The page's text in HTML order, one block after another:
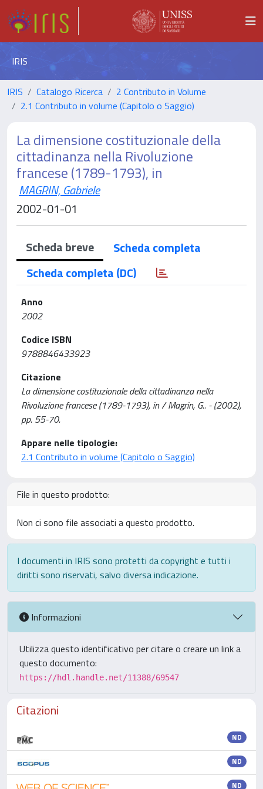
IRIS
IRIS Catalogo Ricerca
2 Contributo in Volume
2.1 Contributo in volume (Capitolo o Saggio)
La dimensione costituzionale della
cittadinanza nella Rivoluzione
francese (1789-1793), in
MAGRIN, Gabriele
2002-01-01
Scheda breve
Scheda completa
Scheda completa (DC)
Anno
2002
Codice ISBN
9788846433923
Citazione
La dimensione costituzionale della cittadinanza nella
Rivoluzione francese (1789-1793), in / Magrin, G.. - (2002),
pp. 55-70.
Appare nelle tipologie:
2.1 Contributo in volume (Capitolo o Saggio)
File in questo prodotto:
Non ci sono file associati a questo prodotto.
I documenti in IRIS sono protetti da copyright e tutti i
diritti sono riservati, salvo diversa indicazione.
Informazioni
Utilizza questo identificativo per citare o creare un link a
questo documento:
https://hdl.handle.net/11388/69547
Citazioni
ND
ND
ND